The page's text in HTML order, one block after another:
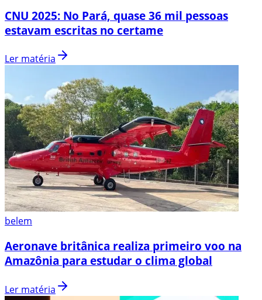
CNU 2025: No Pará, quase 36 mil pessoas
estavam escritas no certame
Ler matéria
belem
Aeronave britânica realiza primeiro voo na
Amazônia para estudar o clima global
Ler matéria